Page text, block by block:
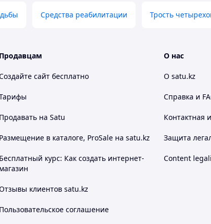
Средства реабилитации Трость
Продавцам
сайт бесплатно
Продавать на Satu
Размещение в каталоге, ProSale на satu.kz
Бесплатный курс: Как создать интернет-
магазин
клиентов satu.kz
Пользовательское соглашение
О нас
О satu.kz
Справка и
Контактная
Защита
Content